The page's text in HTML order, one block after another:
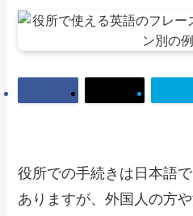
役所での手続きは日本語
ありますが、外国人の方